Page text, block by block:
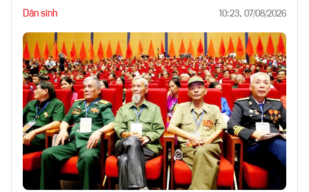
Dân sinh 10:23, 07/08/2026